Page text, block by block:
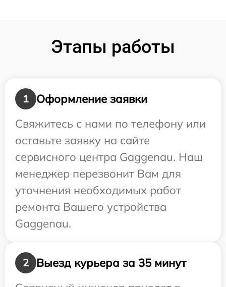
Этапы работы
1
Оформление заявки
Свяжитесь с нами по телефону или
оставьте заявку на сайте
сервисного центра Gaggenau. Наш
менеджер перезвонит Вам для
уточнения необходимых работ
ремонта Вашего устройства
Gaggenau.
2
Выезд курьера за 35 минут